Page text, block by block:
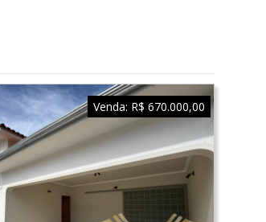
Venda: R$ 670.000,00